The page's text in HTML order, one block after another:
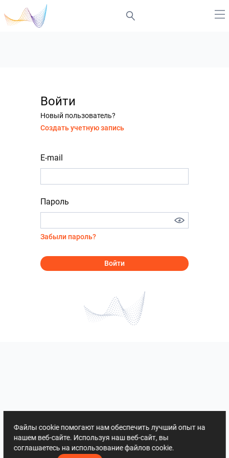
Войти
Новый пользователь?
Создать учетную запись
E-mail
Пароль
Забыли пароль?
Войти
Файлы cookie помогают нам обеспечить лучший опыт на
нашем веб-сайте. Используя наш веб-сайт, вы
соглашаетесь на использование файлов cookie.